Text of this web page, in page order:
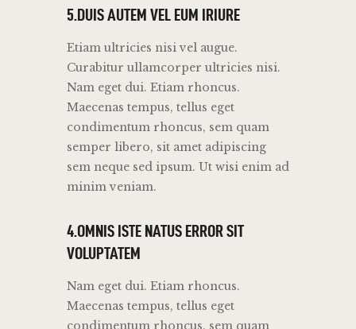
5.DUIS AUTEM VEL EUM IRIURE
Etiam ultricies nisi vel augue.
Curabitur ullamcorper ultricies nisi.
Nam eget dui. Etiam rhoncus.
Maecenas tempus, tellus eget
condimentum rhoncus, sem quam
semper libero, sit amet adipiscing
sem neque sed ipsum. Ut wisi enim ad
minim veniam.
4.OMNIS ISTE NATUS ERROR SIT
VOLUPTATEM
Nam eget dui. Etiam rhoncus.
Maecenas tempus, tellus eget
condimentum rhoncus, sem quam